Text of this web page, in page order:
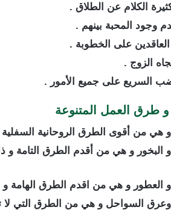
الكلام عن الطلاق .
وجود المحبة بينهم .
على الخطوبة .
الزوج .
السريع على جميع الأمور .
طرق العمل المتنوعة
و هي من أقوى الطرق الروحانية
البخور و هي من أقدم الطرق التامة و
و هي من اقدم الطرق الهامة و
السواحل و هي من الطرق التي لا